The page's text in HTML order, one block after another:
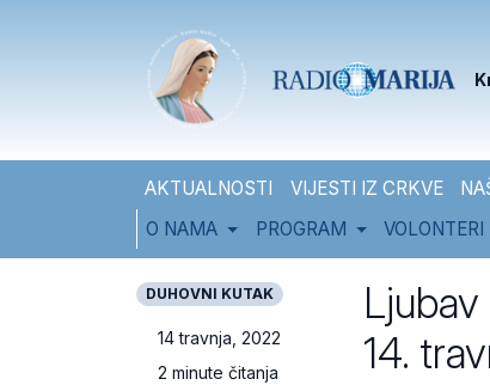
AKTUALNOSTI VIJESTI IZ CRKVE
O NAMA
PROGRAM VOLONTERI
DUHOVNI KUTAK
14 travnja, 2022
2 minute čitanja
14.